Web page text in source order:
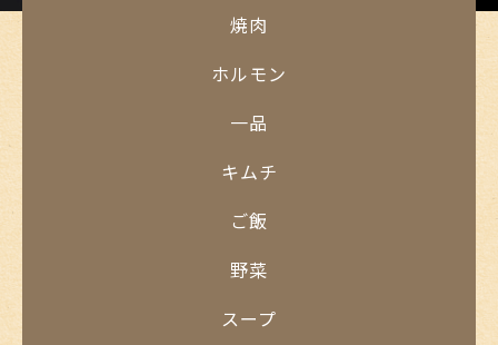
焼肉
ホルモン
一品
キムチ
ご飯
野菜
スープ